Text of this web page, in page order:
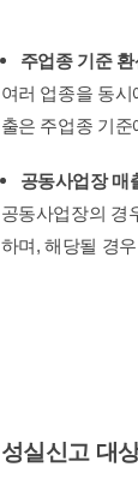
주업종 기준 환
여러 업종을 동
출은 주업종 기
공동사업장 매
공동사업장의 경
하며, 해당될 경
성실신고 대